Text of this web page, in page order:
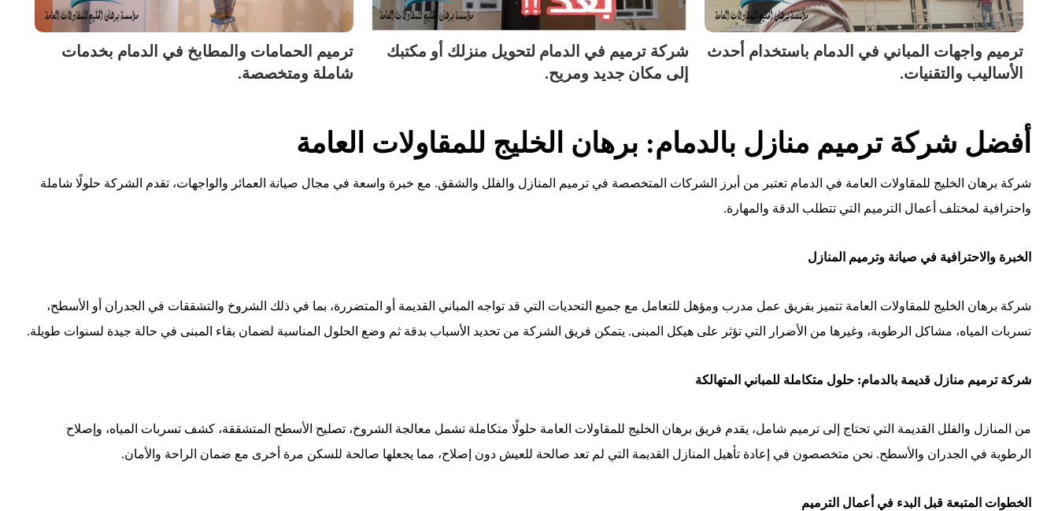
ترميم واجهات المباني في الدمام باستخدام أحدث
الأساليب والتقنيات.
شركة ترميم في الدمام لتحويل منزلك أو مكتبك
إلى مكان جديد ومريح.
ترميم الحمامات والمطابخ في الدمام بخدمات
شاملة ومتخصصة.
أفضل شركة ترميم منازل بالدمام: برهان الخليج للمقاولات العامة
شركة برهان الخليج للمقاولات العامة في الدمام تعتبر من أبرز الشركات المتخصصة في ترميم المنازل والفلل والشقق. مع خبرة واسعة في مجال صيانة العمائر والواجهات، تقدم الشركة حلولًا شاملة
واحترافية لمختلف أعمال الترميم التي تتطلب الدقة والمهارة.
الخبرة والاحترافية في صيانة وترميم المنازل
شركة برهان الخليج للمقاولات العامة تتميز بفريق عمل مدرب ومؤهل للتعامل مع جميع التحديات التي قد تواجه المباني القديمة أو المتضررة، بما في ذلك الشروخ والتشققات في الجدران أو الأسطح،
تسربات المياه، مشاكل الرطوبة، وغيرها من الأضرار التي تؤثر على هيكل المبنى. يتمكن فريق الشركة من تحديد الأسباب بدقة ثم وضع الحلول المناسبة لضمان بقاء المبنى في حالة جيدة لسنوات طويلة.
شركة ترميم منازل قديمة بالدمام: حلول متكاملة للمباني المتهالكة
من المنازل والفلل القديمة التي تحتاج إلى ترميم شامل، يقدم فريق برهان الخليج للمقاولات العامة حلولًا متكاملة تشمل معالجة الشروخ، تصليح الأسطح المتشققة، كشف تسربات المياه، وإصلاح
الرطوبة في الجدران والأسطح. نحن متخصصون في إعادة تأهيل المنازل القديمة التي لم تعد صالحة للعيش دون إصلاح، مما يجعلها صالحة للسكن مرة أخرى مع ضمان الراحة والأمان.
الخطوات المتبعة قبل البدء في أعمال الترميم